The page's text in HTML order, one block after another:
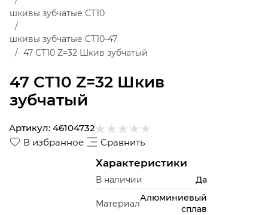
47 CT10 Z=32 Шкив
зубчатый
шкивы зубчатые CT10
шкивы зубчатые CT10-47
47 CT10 Z=32 Шкив зубчатый
В избранное Сравнить
Артикул: 46104732
Характеристики
В наличии Да
Материал
Алюминиевый
сплав